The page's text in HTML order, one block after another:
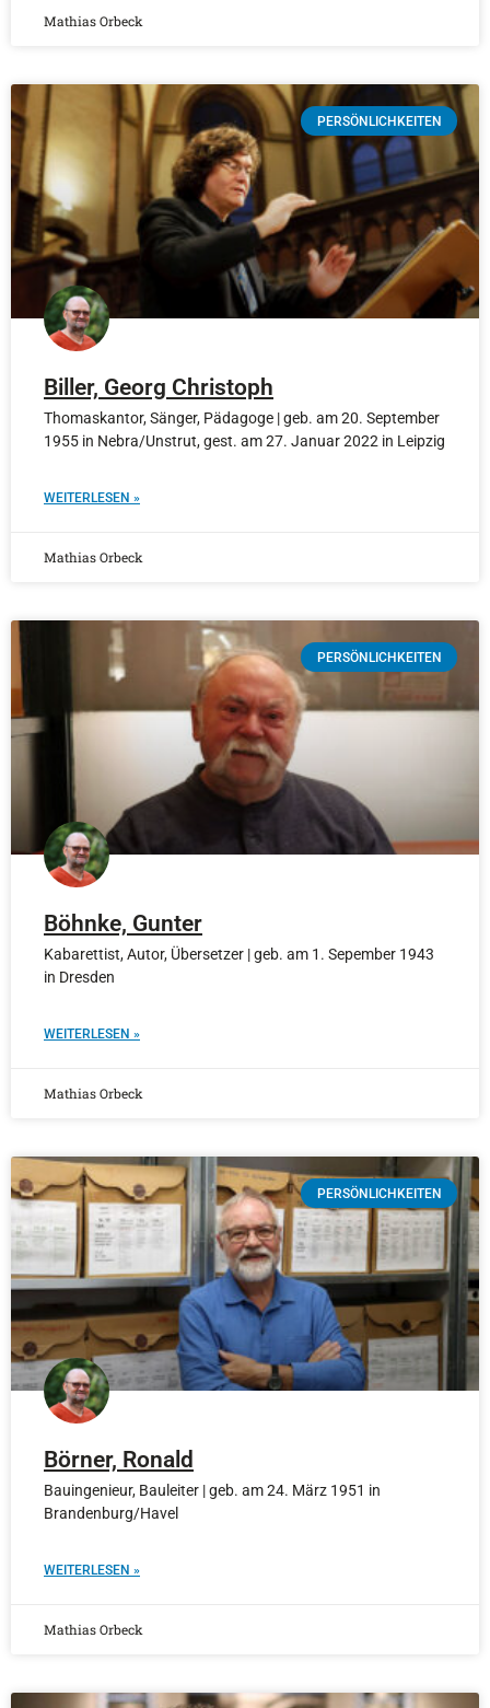
Mathias Orbeck
PERSÖNLICHKEITEN
Biller, Georg Christoph
Thomaskantor, Sänger, Pädagoge | geb. am 20. September
1955 in Nebra/Unstrut, gest. am 27. Januar 2022 in Leipzig
WEITERLESEN »
Mathias Orbeck
PERSÖNLICHKEITEN
Böhnke, Gunter
Kabarettist, Autor, Übersetzer | geb. am 1. Sepember 1943
in Dresden
WEITERLESEN »
Mathias Orbeck
PERSÖNLICHKEITEN
Börner, Ronald
Bauingenieur, Bauleiter | geb. am 24. März 1951 in
Brandenburg/Havel
WEITERLESEN »
Mathias Orbeck